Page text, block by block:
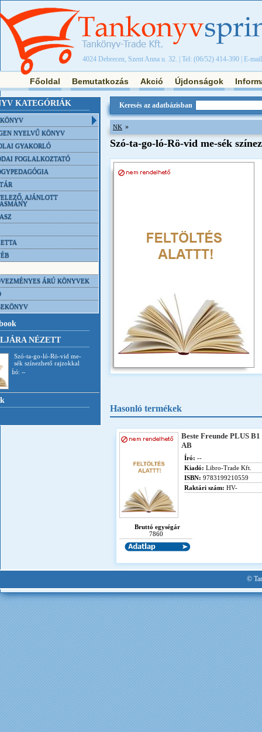
4024 Debrecen, Szent Anna u. 32. | Tel: (06/52) 414-390 | E-
Főoldal Bemutatkozás Akció Újdonságok
KATEGÓRIÁK
NYELVŰ KÖNYV
GYAKORLÓ
FOGLALKOZTATÓ
AJÁNLOTT
ÁRÚ KÖNYVEK
NÉZETT
Szó-ta-go-ló-Rö-vid me-
sék színezhető rajzokkal
Író: --
Keresés az adatbázisban
NK »
Szó-ta-go-ló-Rö-vid me-sék
Hasonló termékek
Beste Freunde PLUS B1
AB
Író: --
Kiadó: Libro-Trade Kft.
ISBN: 9783199210559
Raktári szám: HV-
Bruttó egységár
7860
©